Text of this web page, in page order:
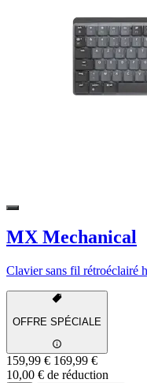
MX Mechanical
Clavier sans fil rétroéclairé
OFFRE SPÉCIALE
159,99 € 169,99 €
10,00 € de réduction